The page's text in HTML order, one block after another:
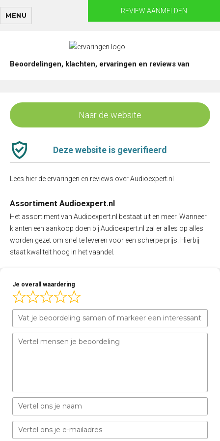
Skip
MENU
REVIEW AANMELDEN
Beoordelingen, klachten, ervaringen en reviews van
Naar de website
Deze website is geverifieerd
Lees hier de ervaringen en reviews over Audioexpert.nl
Assortiment Audioexpert.nl
Het assortiment van Audioexpert.nl bestaat uit en meer. Wanneer
klanten een aankoop doen bij Audioexpert.nl zal er alles op alles
worden gezet om snel te leveren voor een scherpe prijs. Hierbij
staat kwaliteit hoog in het vaandel.
Je overall waardering